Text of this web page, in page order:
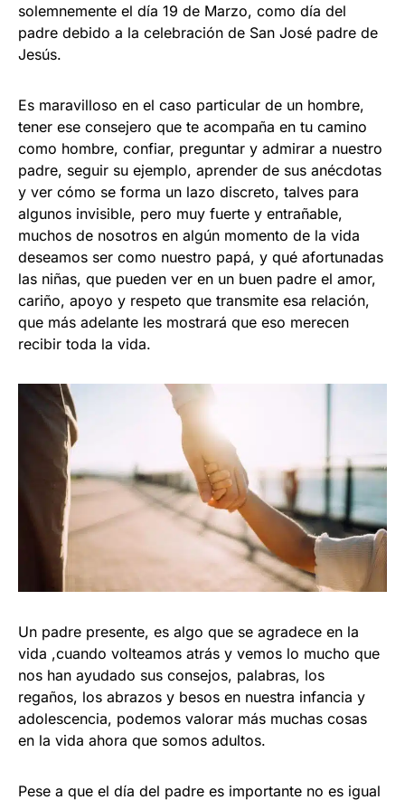
solemnemente el día 19 de Marzo, como día del
padre debido a la celebración de San José padre de
Jesús.
Es maravilloso en el caso particular de un hombre,
tener ese consejero que te acompaña en tu camino
como hombre, confiar, preguntar y admirar a nuestro
padre, seguir su ejemplo, aprender de sus anécdotas
y ver cómo se forma un lazo discreto, talves para
algunos invisible, pero muy fuerte y entrañable,
muchos de nosotros en algún momento de la vida
deseamos ser como nuestro papá, y qué afortunadas
las niñas, que pueden ver en un buen padre el amor,
cariño, apoyo y respeto que transmite esa relación,
que más adelante les mostrará que eso merecen
recibir toda la vida.
Un padre presente, es algo que se agradece en la
vida ,cuando volteamos atrás y vemos lo mucho que
nos han ayudado sus consejos, palabras, los
regaños, los abrazos y besos en nuestra infancia y
adolescencia, podemos valorar más muchas cosas
en la vida ahora que somos adultos.
Pese a que el día del padre es importante no es igual